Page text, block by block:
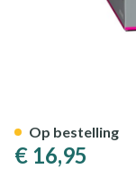
€ 16,95
Op bestelling